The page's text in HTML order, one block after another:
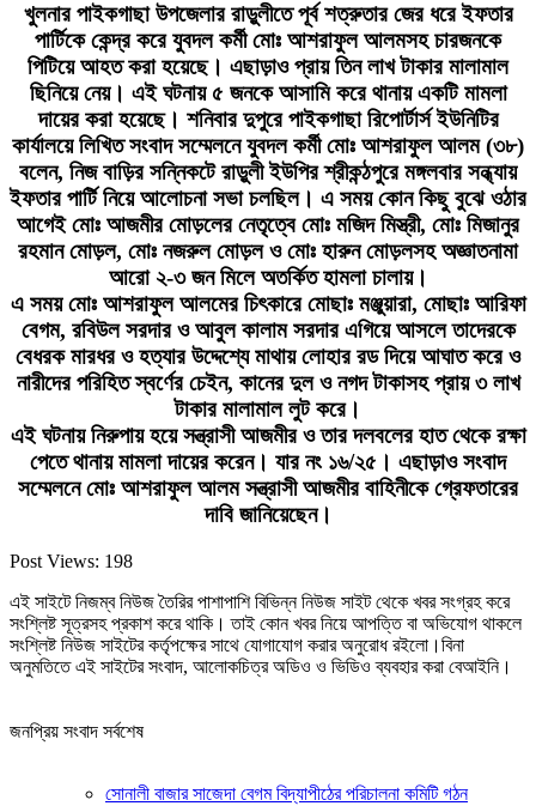
খুলনার পাইকগাছা উপজেলার রাড়ুলীতে পূর্ব শত্রুতার জের ধরে ইফতার
পার্টিকে কেন্দ্র করে যুবদল কর্মী মোঃ আশরাফুল আলমসহ চারজনকে
পিটিয়ে আহত করা হয়েছে। এছাড়াও প্রায় তিন লাখ টাকার মালামাল
ছিনিয়ে নেয়। এই ঘটনায় ৫ জনকে আসামি করে থানায় একটি মামলা
দায়ের করা হয়েছে। শনিবার দুপুরে পাইকগাছা রিপোর্টার্স ইউনিটির
কার্যালয়ে লিখিত সংবাদ সম্মেলনে যুবদল কর্মী মোঃ আশরাফুল আলম (৩৮)
বলেন, নিজ বাড়ির সন্নিকটে রাড়ুলী ইউপির শ্রীকন্ঠপুরে মঙ্গলবার সন্ধ্যায়
ইফতার পার্টি নিয়ে আলোচনা সভা চলছিল। এ সময় কোন কিছু বুঝে ওঠার
আগেই মোঃ আজমীর মোড়লের নেতৃত্বে মোঃ মজিদ মিস্ত্রী, মোঃ মিজানুর
রহমান মোড়ল, মোঃ নজরুল মোড়ল ও মোঃ হারুন মোড়লসহ অজ্ঞাতনামা
আরো ২-৩ জন মিলে অতর্কিত হামলা চালায়।
এ সময় মোঃ আশরাফুল আলমের চিৎকারে মোছাঃ মঞ্জুয়ারা, মোছাঃ আরিফা
বেগম, রবিউল সরদার ও আবুল কালাম সরদার এগিয়ে আসলে তাদেরকে
বেধরক মারধর ও হত্যার উদ্দেশ্যে মাথায় লোহার রড দিয়ে আঘাত করে ও
নারীদের পরিহিত স্বর্ণের চেইন, কানের দুল ও নগদ টাকাসহ প্রায় ৩ লাখ
টাকার মালামাল লুট করে।
এই ঘটনায় নিরুপায় হয়ে সন্ত্রাসী আজমীর ও তার দলবলের হাত থেকে রক্ষা
পেতে থানায় মামলা দায়ের করেন। যার নং ১৬/২৫। এছাড়াও সংবাদ
সম্মেলনে মোঃ আশরাফুল আলম সন্ত্রাসী আজমীর বাহিনীকে গ্রেফতারের
দাবি জানিয়েছেন।
Post Views: 198
এই সাইটে নিজম্ব নিউজ তৈরির পাশাপাশি বিভিন্ন নিউজ সাইট থেকে খবর সংগ্রহ করে
সংশ্লিষ্ট সূত্রসহ প্রকাশ করে থাকি। তাই কোন খবর নিয়ে আপত্তি বা অভিযোগ থাকলে
সংশ্লিষ্ট নিউজ সাইটের কর্তৃপক্ষের সাথে যোগাযোগ করার অনুরোধ রইলো।বিনা
অনুমতিতে এই সাইটের সংবাদ, আলোকচিত্র অডিও ও ভিডিও ব্যবহার করা বেআইনি।
জনপ্রিয় সংবাদ সর্বশেষ
সোনালী বাজার সাজেদা বেগম বিদ্যাপীঠের পরিচালনা কমিটি গঠন